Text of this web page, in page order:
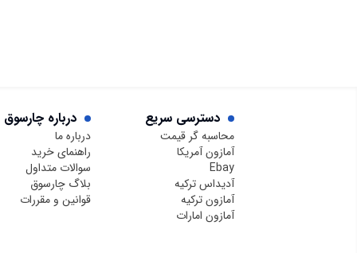
دسترسی سریع
محاسبه گر قیمت
آمازون آمریکا
Ebay
آدیداس ترکیه
آمازون ترکیه
آمازون امارات
درباره چارسوق
درباره ما
راهنمای خرید
سوالات متداول
بلاگ چارسوق
قوانین و مقررات